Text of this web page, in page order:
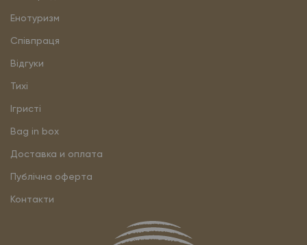
Енотуризм
Співпраця
Відгуки
Тихі
Ігристі
Bag in box
Доставка и оплата
Публічна оферта
Контакти